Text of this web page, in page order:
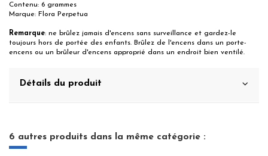
Contenu: 6 grammes
Marque: Flora Perpetua
Remarque: ne brûlez jamais d'encens sans surveillance et gardez-le
toujours hors de portée des enfants. Brûlez de l'encens dans un porte-
encens ou un brûleur d'encens approprié dans un endroit bien ventilé.
Détails du produit
6 autres produits dans la même catégorie :